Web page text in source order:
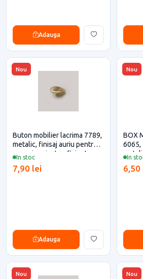
Adauga
Nou
In stoc
Buton mobilier lacrima 7789,
metalic, finisaj auriu pentru
casa si proiecte eficiente
7,90 lei
Adauga
Nou
In
BOX
6065,
6,50
Nou Nou